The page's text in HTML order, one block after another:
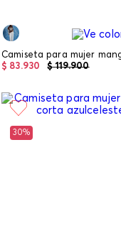
$ 119.900
$ 83.930
30%